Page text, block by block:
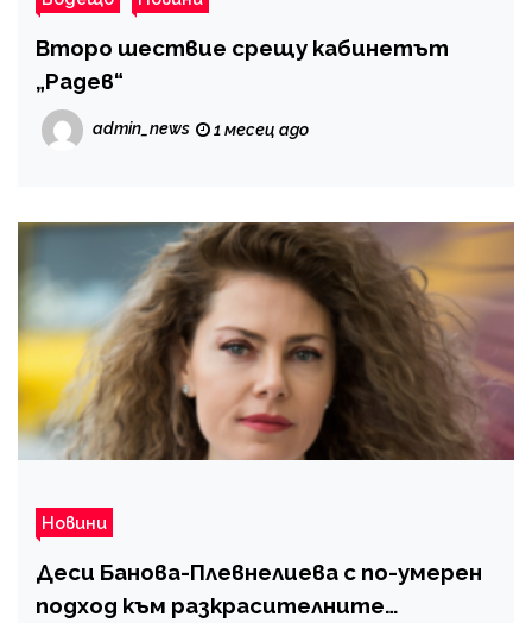
Второ шествие срещу кабинетът
„Радев“
admin_news 1 месец ago
Новини
Деси Банова-Плевнелиева с по-умерен
подход към разкрасителните